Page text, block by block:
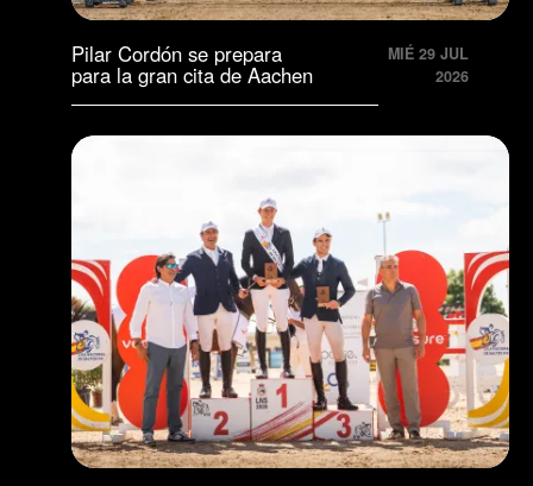
MIÉ 29 JUL
2026
Pilar Cordón se prepara
para la gran cita de Aachen